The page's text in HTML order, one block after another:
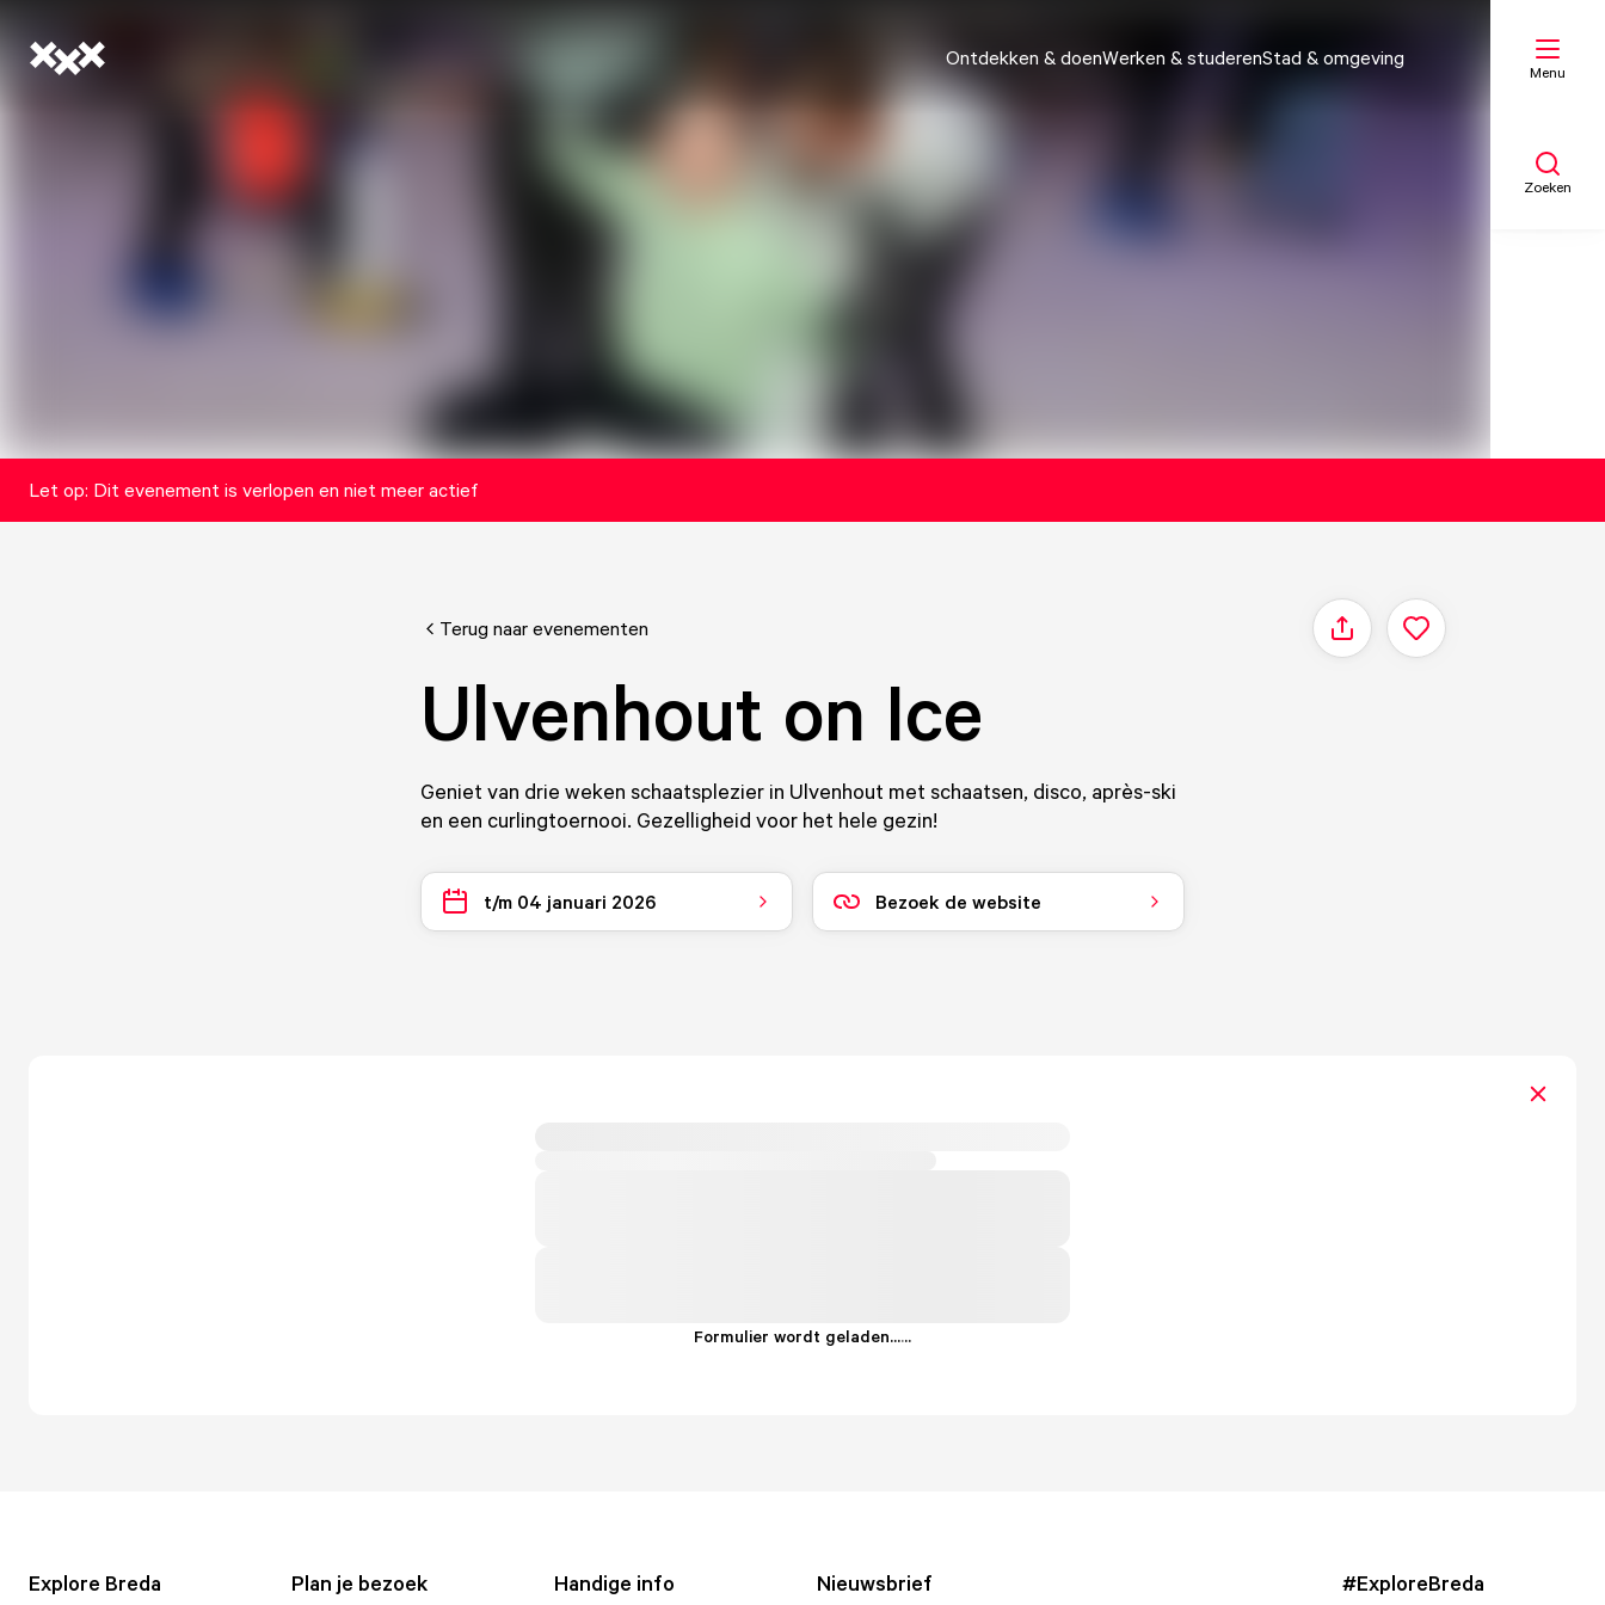
Ontdekken & doenWerken & studerenStad & omgeving
Menu
Zoeken
Let op: Dit evenement is verlopen en niet meer actief
Terug naar evenementen Delen
Ulvenhout on Ice
Geniet van drie weken schaatsplezier in Ulvenhout met schaatsen, disco, après-ski
en een curlingtoernooi. Gezelligheid voor het hele gezin!
t/m 04 januari 2026 Bezoek de website
Formulier wordt geladen......
Explore Breda Plan je bezoek Handige info Nieuwsbrief #ExploreBreda